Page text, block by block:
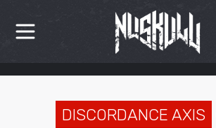
HÍREK
KRITIKÁKDISCORDANCE AXIS